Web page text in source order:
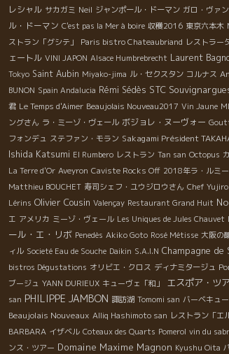
レシャル サカガミ Neil ジャンポール・ドーマン ガロ・ヴァン
ル・ドーマン C'est pas la Mer à boire 収穫2016 東京六本木
ストラン「グシテ」
Paris bistro Chateaubriand レストラー
ェートル VINI JAPON Alsace Humbrebrecht Laurent
Tokyo Saint Aubin Miyako-jima ル・セクスタン コルナス
BUNON Spain Andalucia Rémi Sédès STC
君 Le Temps d'Aimer Beaujolais Nouveau2017 Vin Jaune
ングさん ラ・ミーゾ・ヴェール ボジョレ・ヌーヴォー
フォンデュ ステファン・モラン Sakagami Président
Ishida Katsumi El Rumbero レストラン Tan san Octopus
La Terre d'Or Aveyron Caviste Rocks Off 2018年ラ・ルミ
Matthieu BOUCHET 寿司シェフ・ユウジロウさん Chef
Lérins Olivier Cousin Valençay Restaurant Grand Huit
エ アメリカ ミーゾ・ヴェール Les Uniques de Jules Chauvet
ール・エ・リボ Penedès Akiko Goto Rosé Métisse 大阪の
ィル Societé Eau de Souche Daikin S.A.I.N Champagne de
bistros Dégustations オリビエ・クロス ディナミタージュ
ブージュ YANN DURIEUX キューヴェ「和」 エスポア・ツ
san PHILIPPE JAMBON 諏訪湖 Tomomi san バーベキュ
Beaujolais Nouveaux Alliq Hashimoto san レストラン「エ
BARBARA イザベル Coteaux des Quarts Pomerol vin du
ンス・ツアー Domaine Maxime Magnon Kyushu Oita